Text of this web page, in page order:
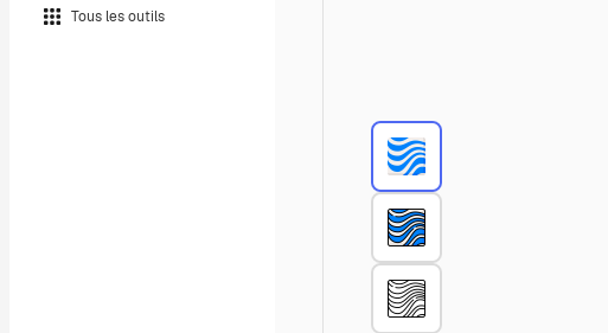
Tous les outils